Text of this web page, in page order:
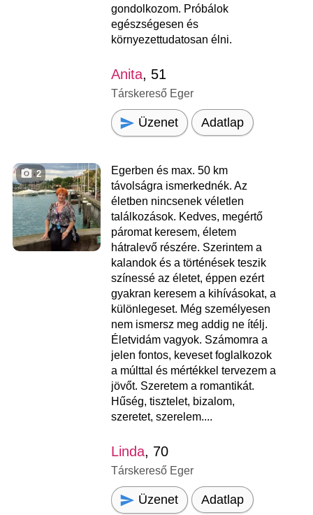
gondolkozom. Próbálok
egészségesen és
környezettudatosan élni.
Anita, 51
Társkereső Eger
Üzenet Adatlap
2
Egerben és max. 50 km
távolságra ismerkednék. Az
életben nincsenek véletlen
találkozások. Kedves, megértő
páromat keresem, életem
hátralevő részére. Szerintem a
kalandok és a történések teszik
színessé az életet, éppen ezért
gyakran keresem a kihívásokat, a
különlegeset. Még személyesen
nem ismersz meg addig ne ítélj.
Életvidám vagyok. Számomra a
jelen fontos, keveset foglalkozok
a múlttal és mértékkel tervezem a
jövőt. Szeretem a romantikát.
Hűség, tisztelet, bizalom,
szeretet, szerelem....
Linda, 70
Társkereső Eger
Üzenet Adatlap